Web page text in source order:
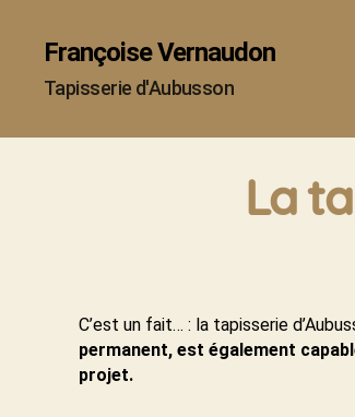
Françoise Vernaudon
Tapisserie d'Aubusson
La
C’est un fait… : la tapisserie
permanent, est également
projet.